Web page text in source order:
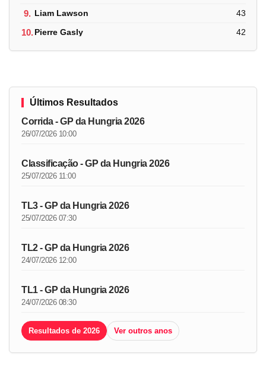
9. Liam Lawson 43
10.Pierre Gasly 42
Últimos Resultados
Corrida - GP da Hungria 2026
26/07/2026 10:00
Classificação - GP da Hungria 2026
25/07/2026 11:00
TL3 - GP da Hungria 2026
25/07/2026 07:30
TL2 - GP da Hungria 2026
24/07/2026 12:00
TL1 - GP da Hungria 2026
24/07/2026 08:30
Resultados de 2026 Ver outros anos